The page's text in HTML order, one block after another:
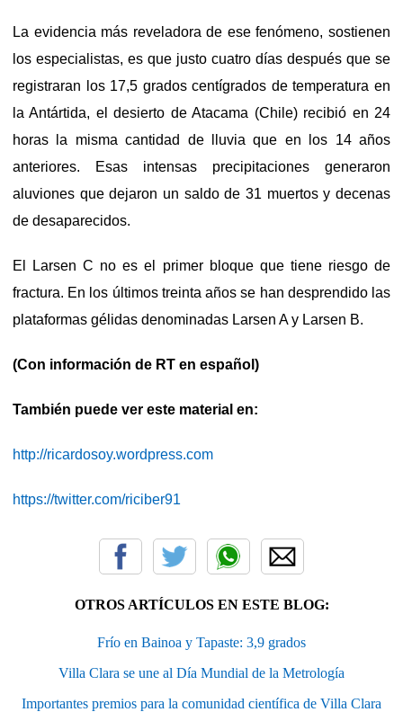
La evidencia más reveladora de ese fenómeno, sostienen
los especialistas, es que justo cuatro días después que se
registraran los 17,5 grados centígrados de temperatura en
la Antártida, el desierto de Atacama (Chile) recibió en 24
horas la misma cantidad de lluvia que en los 14 años
anteriores. Esas intensas precipitaciones generaron
aluviones que dejaron un saldo de 31 muertos y decenas
de desaparecidos.
El Larsen C no es el primer bloque que tiene riesgo de
fractura. En los últimos treinta años se han desprendido las
plataformas gélidas denominadas Larsen A y Larsen B.
(Con información de RT en español)
También puede ver este material en:
http://ricardosoy.wordpress.com
https://twitter.com/riciber91
OTROS ARTÍCULOS EN ESTE BLOG:
Frío en Bainoa y Tapaste: 3,9 grados
Villa Clara se une al Día Mundial de la Metrología
Importantes premios para la comunidad científica de Villa Clara